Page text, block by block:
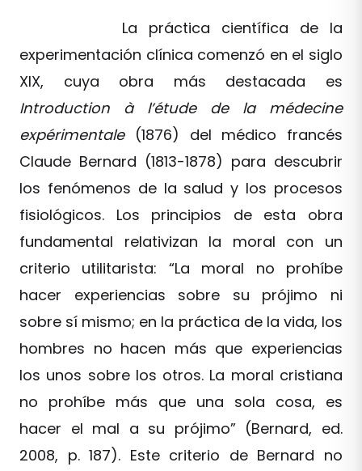
La práctica científica de la
experimentación clínica comenzó en el siglo
XIX, cuya obra más destacada es
Introduction à l’étude de la médecine
expérimentale(1876) del médico francés
Claude Bernard (1813-1878) para descubrir
los fenómenos de la salud y los procesos
fisiológicos. Los principios de esta obra
fundamental relativizan la moral con un
criterio utilitarista: “La moral no prohíbe
hacer experiencias sobre su prójimo ni
sobre sí mismo; en la práctica de la vida, los
hombres no hacen más que experiencias
los unos sobre los otros. La moral cristiana
no prohíbe más que una sola cosa, es
hacer el mal a su prójimo” (Bernard, ed.
2008, p. 187). Este criterio de Bernard no